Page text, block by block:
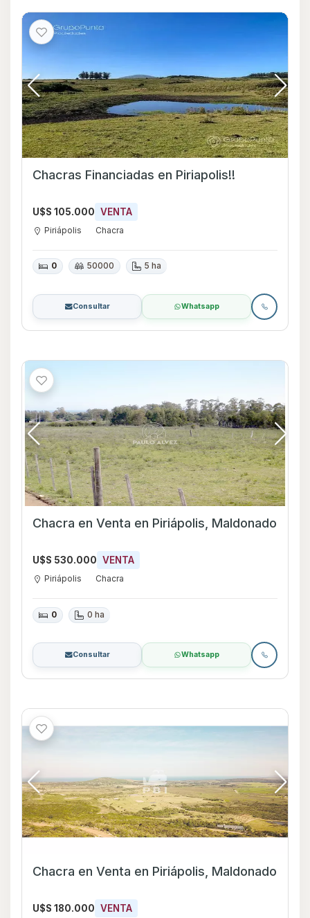
Chacras Financiadas en Piriapolis!!
U$S 105.000 VENTA
Piriápolis Chacra
0 50000 5 ha
Consultar Whatsapp
Chacra en Venta en Piriápolis, Maldonado
U$S 530.000 VENTA
Piriápolis Chacra
0 0 ha
Consultar Whatsapp
Chacra en Venta en Piriápolis, Maldonado
U$S 180.000 VENTA